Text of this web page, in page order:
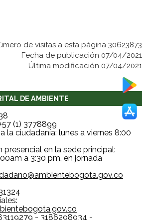
de visitas a esta página 30623873
Fecha de publicación 07/04/2021
Última modificación 07/04/2021
DE AMBIENTE
(1) 3778899
la ciudadanía: lunes a viernes 8:00
presencial en la sede principal:
a 3:30 pm, en jornada
- 3186298934 -